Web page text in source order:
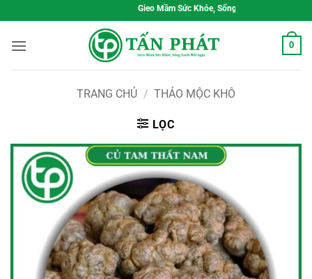
qua
nội
Gieo Mầm Sức Khỏe, Sống Xanh Mỗi Ngày
0
TRANG CHỦ / THẢO MỘC KHÔ
LỌC